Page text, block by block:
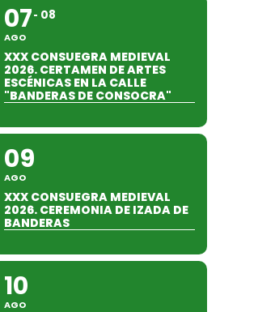
07
AGO
08
XXX CONSUEGRA MEDIEVAL
2026. CERTAMEN DE ARTES
ESCÉNICAS EN LA CALLE
"BANDERAS DE CONSOCRA"
09
AGO
XXX CONSUEGRA MEDIEVAL
2026. CEREMONIA DE IZADA DE
BANDERAS
10
AGO